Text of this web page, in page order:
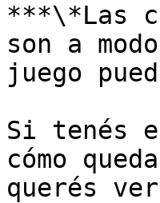
***\*Las
son a
juego
Si tenés
cómo
querés